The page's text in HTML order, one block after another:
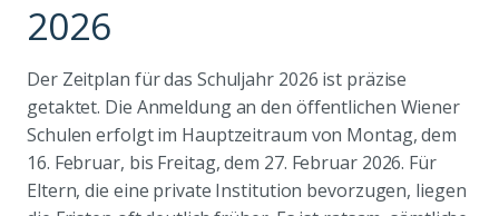
2026
Der Zeitplan für das Schuljahr 2026 ist präzise
getaktet. Die Anmeldung an den öffentlichen Wiener
Schulen erfolgt im Hauptzeitraum von Montag, dem
16. Februar, bis Freitag, dem 27. Februar 2026. Für
Eltern, die eine private Institution bevorzugen, liegen